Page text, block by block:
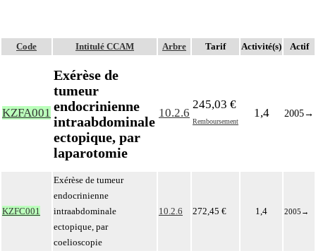
Code Intitulé CCAM Arbre Tarif Activité(s) Actif
KZFA001
Exérèse de
tumeur
endocrinienne
intraabdominale
ectopique, par
laparotomie
10.2.6
245,03 €
Remboursement
1,4 2005→
KZFC001
Exérèse de tumeur
endocrinienne
intraabdominale
ectopique, par
coelioscopie
10.2.6 272,45 € 1,4 2005 →